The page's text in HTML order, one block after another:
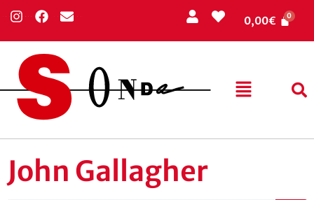
0,00€
John Gallagher